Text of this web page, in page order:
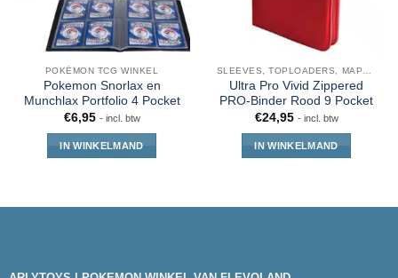
POKÉMON TCG WINKEL
Pokemon Snorlax en
Munchlax Portfolio 4 Pocket
€6,95 - incl. btw
IN WINKELMAND
Ultra Pro Vivid Zippered
PRO-Binder Rood 9 Pocket
€24,95 - incl. btw
IN WINKELMAND